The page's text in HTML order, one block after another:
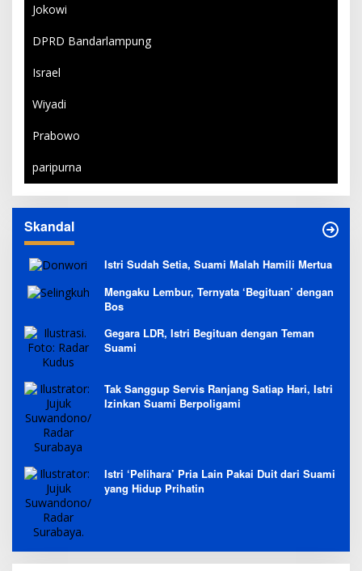
Jokowi
DPRD Bandarlampung
Israel
Wiyadi
Prabowo
paripurna
Skandal
Istri Sudah Setia, Suami Malah Hamili Mertua
Mengaku Lembur, Ternyata ‘Begituan’ dengan
Bos
Gegara LDR, Istri Begituan dengan Teman
Suami
Tak Sanggup Servis Ranjang Satiap Hari, Istri
Izinkan Suami Berpoligami
Istri ‘Pelihara’ Pria Lain Pakai Duit dari Suami
yang Hidup Prihatin